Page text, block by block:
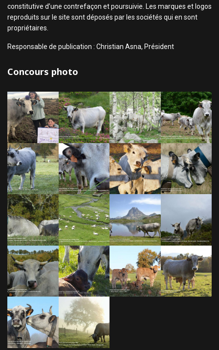
constitutive d’une contrefaçon et poursuivie. Les marques et logos
reproduits sur le site sont déposés par les sociétés qui en sont
propriétaires.
Responsable de publication : Christian Asna, Président
Concours photo